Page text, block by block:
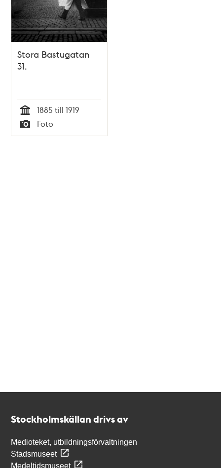
Stora Bastugatan
31.
Tid
1885 till 1919
Typ
Foto
Stockholmskällan drivs av
Medioteket, utbildningsförvaltningen
Stadsmuseet
Medeltidsmuseet